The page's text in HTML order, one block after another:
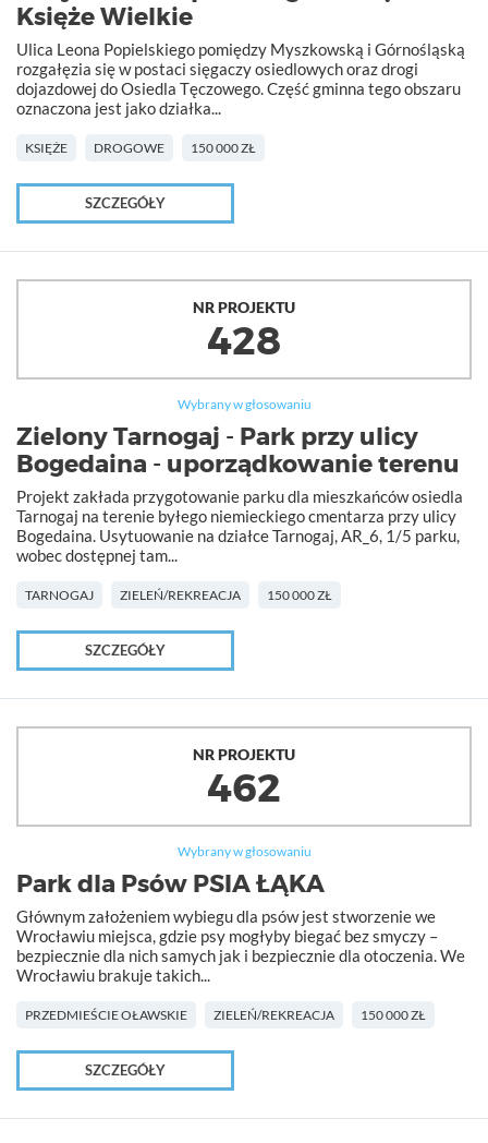
Księże Wielkie
Ulica Leona Popielskiego pomiędzy Myszkowską i Górnośląską
rozgałęzia się w postaci sięgaczy osiedlowych oraz drogi
dojazdowej do Osiedla Tęczowego. Część gminna tego obszaru
oznaczona jest jako działka...
KSIĘŻE DROGOWE 150 000 ZŁ
SZCZEGÓŁY
NR PROJEKTU
428
Wybrany w głosowaniu
Zielony Tarnogaj - Park przy ulicy
Bogedaina - uporządkowanie terenu
Projekt zakłada przygotowanie parku dla mieszkańców osiedla
Tarnogaj na terenie byłego niemieckiego cmentarza przy ulicy
Bogedaina. Usytuowanie na działce Tarnogaj, AR_6, 1/5 parku,
wobec dostępnej tam...
TARNOGAJ ZIELEŃ/REKREACJA 150 000 ZŁ
SZCZEGÓŁY
NR PROJEKTU
462
Wybrany w głosowaniu
Park dla Psów PSIA ŁĄKA
Głównym założeniem wybiegu dla psów jest stworzenie we
Wrocławiu miejsca, gdzie psy mogłyby biegać bez smyczy –
bezpiecznie dla nich samych jak i bezpiecznie dla otoczenia. We
Wrocławiu brakuje takich...
PRZEDMIEŚCIE OŁAWSKIE ZIELEŃ/REKREACJA 150 000 ZŁ
SZCZEGÓŁY